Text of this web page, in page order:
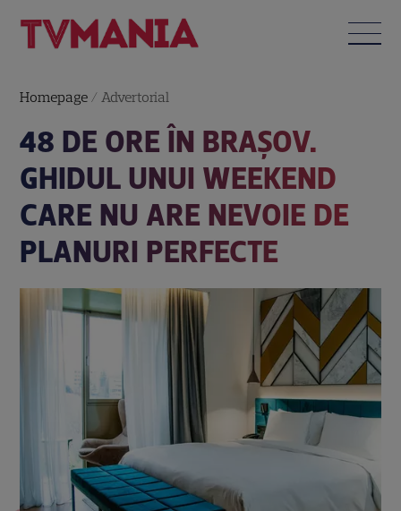
Homepage / Advertorial
48 DE ORE ÎN BRAȘOV.
GHIDUL UNUI WEEKEND
CARE NU ARE NEVOIE DE
PLANURI PERFECTE